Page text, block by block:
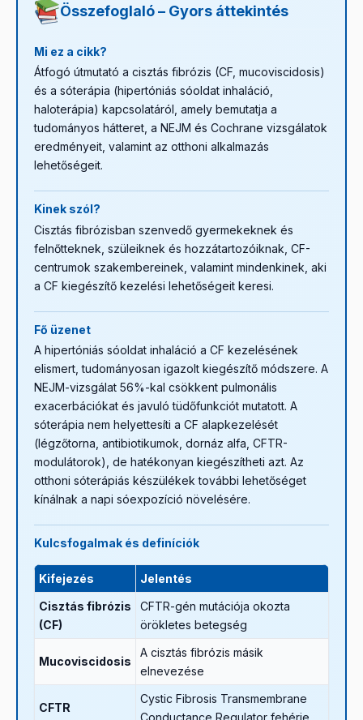
Összefoglaló – Gyors áttekintés
Mi ez a cikk?
Átfogó útmutató a cisztás fibrózis (CF, mucoviscidosis)
és a sóterápia (hipertóniás sóoldat inhaláció,
haloterápia) kapcsolatáról, amely bemutatja a
tudományos hátteret, a NEJM és Cochrane vizsgálatok
eredményeit, valamint az otthoni alkalmazás
lehetőségeit.
Kinek szól?
Cisztás fibrózisban szenvedő gyermekeknek és
felnőtteknek, szüleiknek és hozzátartozóiknak, CF-
centrumok szakembereinek, valamint mindenkinek, aki
a CF kiegészítő kezelési lehetőségeit keresi.
Fő üzenet
A hipertóniás sóoldat inhaláció a CF kezelésének
elismert, tudományosan igazolt kiegészítő módszere. A
NEJM-vizsgálat 56%-kal csökkent pulmonális
exacerbációkat és javuló tüdőfunkciót mutatott. A
sóterápia nem helyettesíti a CF alapkezelését
(légzőtorna, antibiotikumok, dornáz alfa, CFTR-
modulátorok), de hatékonyan kiegészítheti azt. Az
otthoni sóterápiás készülékek további lehetőséget
kínálnak a napi sóexpozíció növelésére.
Kulcsfogalmak és definíciók
Kifejezés
Jelentés
Cisztás fibrózis
(CF)
CFTR-gén mutációja okozta
örökletes betegség
Mucoviscidosis
A cisztás fibrózis másik
elnevezése
CFTR
Cystic Fibrosis Transmembrane